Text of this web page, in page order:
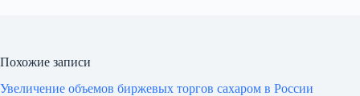
Похожие записи
Увеличение объемов биржевых торгов сахаром в России